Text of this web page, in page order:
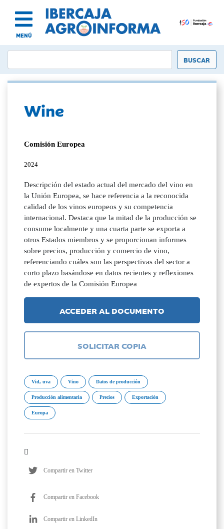
MENÚ
Wine
Comisión Europea
2024
Descripción del estado actual del mercado del vino en
la Unión Europea, se hace referencia a la reconocida
calidad de los vinos europeos y su competencia
internacional. Destaca que la mitad de la producción se
consume localmente y una cuarta parte se exporta a
otros Estados miembros y se proporcionan informes
sobre precios, producción y comercio de vino,
referenciando cuáles son las perspectivas del sector a
corto plazo basándose en datos recientes y reflexiones
de expertos de la Comisión Europea
ACCEDER AL DOCUMENTO
SOLICITAR COPIA
Vid, uva Vino Datos de producción
Producción alimentaria Precios Exportación
Europa
Compartir en Twitter
Compartir en Facebook
Compartir en LinkedIn